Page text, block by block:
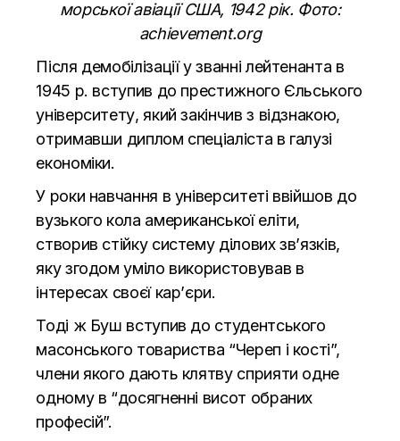
морської авіації США, 1942 рік. Фото:
achievement.org
Після демобілізації у званні лейтенанта в
1945 р. вступив до престижного Єльського
університету, який закінчив з відзнакою,
отримавши диплом спеціаліста в галузі
економіки.
У роки навчання в університеті ввійшов до
вузького кола американської еліти,
створив стійку систему ділових зв’язків,
яку згодом уміло використовував в
інтересах своєї кар’єри.
Тоді ж Буш вступив до студентського
масонського товариства “Череп і кості”,
члени якого дають клятву сприяти одне
одному в “досягненні висот обраних
професій”.